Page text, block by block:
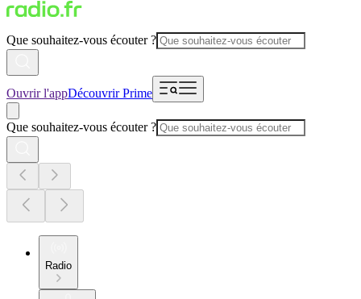
Que souhaitez-vous écouter ?
Ouvrir l'appDécouvrir Prime
Que souhaitez-vous écouter ?
Radio